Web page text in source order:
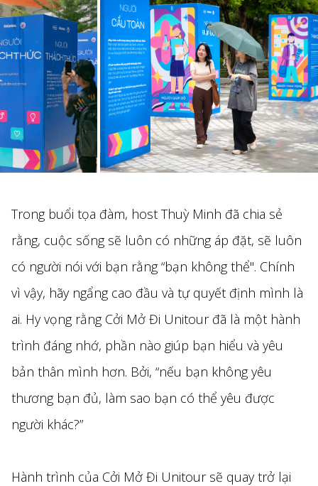
Trong buổi tọa đàm, host Thuỳ Minh đã chia sẻ
rằng, cuộc sống sẽ luôn có những áp đặt, sẽ luôn
có người nói với bạn rằng “bạn không thể". Chính
vì vậy, hãy ngẩng cao đầu và tự quyết định mình là
ai. Hy vọng rằng Cởi Mở Đi Unitour đã là một hành
trình đáng nhớ, phần nào giúp bạn hiểu và yêu
bản thân mình hơn. Bởi, “nếu bạn không yêu
thương bạn đủ, làm sao bạn có thể yêu được
người khác?”
Hành trình của Cởi Mở Đi Unitour sẽ quay trở lại